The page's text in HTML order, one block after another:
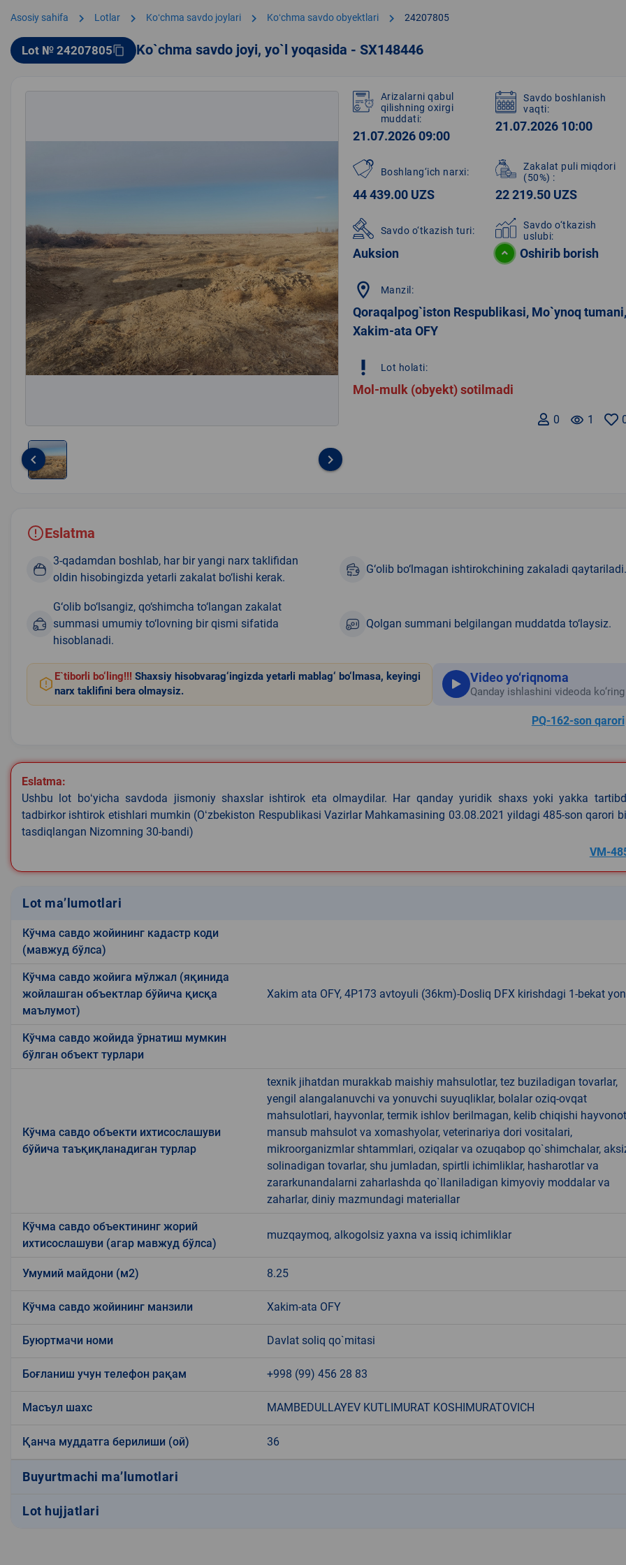
Asosiy sahifa chevron_right Lotlar chevron_right Koʻchma savdo joylari chevron_right Koʻchma savdo obyektlari chevron_right 24207805
Lot № 24207805content_copy Ko`chma savdo joyi, yo`l yoqasida - SX148446
1
keyboard_arrow_left keyboard_arrow_right
Arizalarni qabul
qilishning oxirgi
muddati:
21.07.2026 09:00
Savdo boshlanish
vaqti:
21.07.2026 10:00
Boshlang‘ich narxi:
44 439.00 UZS
Zakalat puli miqdori
(50%) :
22 219.50 UZS
Savdo o‘tkazish turi:
Auksion
Savdo o‘tkazish
uslubi:
Oshirib borish
location_on Manzil:
Qoraqalpog`iston Respublikasi, Mo`ynoq tumani,
Xakim-ata OFY
priority_high Lot holati:
Mol-mulk (obyekt) sotilmadi
remove_red_eye 1
0
Eslatma
3-qadamdan boshlab, har bir yangi narx taklifidan
oldin hisobingizda yetarli zakalat bo‘lishi kerak.
G‘olib bo‘lmagan ishtirokchining zakaladi qaytariladi.
G‘olib bo‘lsangiz, qo‘shimcha to‘langan zakalat
summasi umumiy to‘lovning bir qismi sifatida
hisoblanadi.
Qolgan summani belgilangan muddatda to‘laysiz.
E`tiborli bo‘ling!!! Shaxsiy hisobvarag‘ingizda yetarli mablag‘ bo‘lmasa, keyingi
narx taklifini bera olmaysiz.
Video yo‘riqnoma
Qanday ishlashini videoda ko‘ring
PQ-162-son qarori
Eslatma:
Ushbu lot boʻyicha savdoda jismoniy shaxslar ishtirok eta olmaydilar. Har qanday yuridik shaxs yoki yakka
tadbirkor ishtirok etishlari mumkin (Oʻzbekiston Respublikasi Vazirlar Mahkamasining 03.08.2021 yildagi 485-son qarori
tasdiqlangan Nizomning 30-bandi)
VM-
Lot ma’lumotlari
Кўчма савдо жойининг кадастр коди
(мавжуд бўлса)
Кўчма савдо жойига мўлжал (яқинида
жойлашган объектлар бўйича қисқа
маълумот)
Xakim ata OFY, 4P173 avtoyuli (36km)-Dosliq DFX kirishdagi 1-bekat
Кўчма савдо жойида ўрнатиш мумкин
бўлган объект турлари
Кўчма савдо объекти ихтисослашуви
бўйича таъқиқланадиган турлар
texnik jihatdan murakkab maishiy mahsulotlar, tez buziladigan tovarlar,
yengil alangalanuvchi va yonuvchi suyuqliklar, bolalar oziq-ovqat
mahsulotlari, hayvonlar, termik ishlov berilmagan, kelib chiqishi
mansub mahsulot va xomashyolar, veterinariya dori vositalari,
mikroorganizmlar shtammlari, oziqalar va ozuqabop qo`shimchalar,
solinadigan tovarlar, shu jumladan, spirtli ichimliklar, hasharotlar va
zararkunandalarni zaharlashda qo`llaniladigan kimyoviy moddalar va
zaharlar, diniy mazmundagi materiallar
Кўчма савдо объектининг жорий
ихтисослашуви (агар мавжуд бўлса)
muzqaymoq, alkogolsiz yaxna va issiq ichimliklar
Умумий майдони (м2) 8.25
Кўчма савдо жойининг манзили Xakim-ata OFY
Буюртмачи номи Davlat soliq qo`mitasi
Боғланиш учун телефон рақам +998 (99) 456 28 83
Масъул шахс MAMBEDULLAYEV KUTLIMURAT KOSHIMURATOVICH
Қанча муддатга берилиши (ой) 36
Buyurtmachi ma’lumotlari
Lot hujjatlari